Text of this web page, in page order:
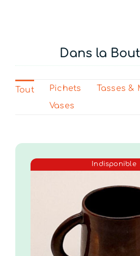
Dans la
Tout Pichets
Tasses &
Vases
Indisponible
Halo –
tournées
emmaillées
blanc